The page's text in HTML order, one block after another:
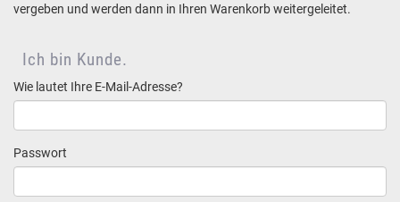
vergeben und werden dann in Ihren Warenkorb weitergeleitet.
Ich bin Kunde.
Wie lautet Ihre E-Mail-Adresse?
Passwort